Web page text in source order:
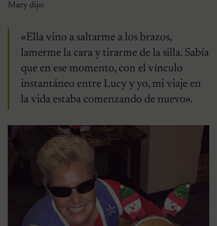
Mary dijo:
«Ella vino a saltarme a los brazos,
lamerme la cara y tirarme de la silla. Sabía
que en ese momento, con el vínculo
instantáneo entre Lucy y yo, mi viaje en
la vida estaba comenzando de nuevo».